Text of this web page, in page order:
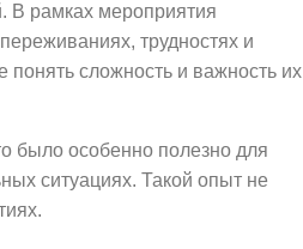
В рамках мероприятия
трудностях и
сложность и важность их
было особенно полезно для
ситуациях. Такой опыт не